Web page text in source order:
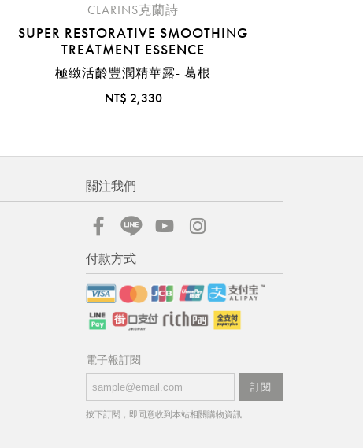
CLARINS克蘭詩
SUPER RESTORATIVE SMOOTHING
TREATMENT ESSENCE
極緻活齡豐潤精華露- 葛根
NT$ 2,330
關注我們
付款方式
電子報訂閱
訂閱
按下訂閱，即同意收到本站相關購物資訊